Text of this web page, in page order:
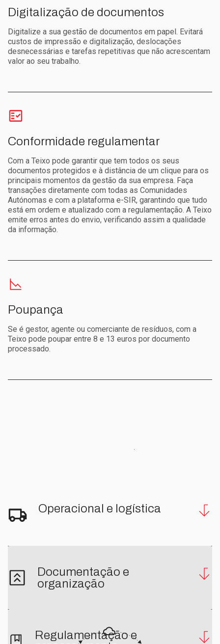
Digitalização de documentos
Digitalize a sua gestão de documentos em papel. Evitará
custos de impressão e digitalização, deslocações
desnecessárias e tarefas repetitivas que não acrescentam
valor ao seu trabalho.
Conformidade regulamentar
Com a Teixo pode garantir que tem todos os seus
documentos protegidos e à distância de um clique para os
principais momentos da gestão da sua empresa. Faça
transações diretamente com todas as Comunidades
Autónomas e com a plataforma e-SIR, garantindo que tudo
está em ordem e atualizado com a regulamentação. A Teixo
emite erros antes do envio, verificando assim a qualidade
da informação.
Poupança
Se é gestor, agente ou comerciante de resíduos, com a
Teixo pode poupar entre 8 e 13 euros por documento
processado.
Operacional e logística
Documentação e
organização
Regulamentação e